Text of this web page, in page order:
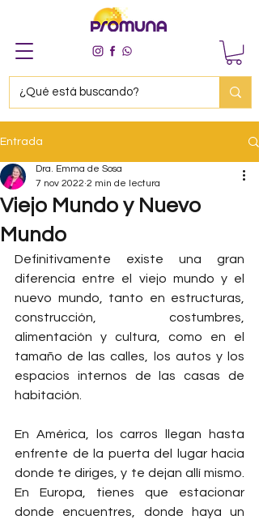
Entrada
Viejo Mundo y Nuevo
Mundo
Dra. Emma de Sosa
7 nov 2022 2 min de lectura
Definitivamente existe una gran
diferencia entre el viejo mundo y el
nuevo mundo, tanto en estructuras,
construcción, costumbres,
alimentación y cultura, como en el
tamaño de las calles, los autos y los
espacios internos de las casas de
habitación.
En América, los carros llegan hasta
enfrente de la puerta del lugar hacia
donde te diriges, y te dejan allí mismo.
En Europa, tienes que estacionar
donde encuentres, donde haya un